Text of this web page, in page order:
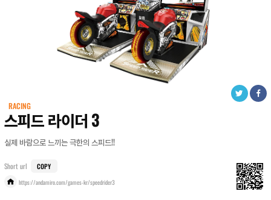
RACING
스피드 라이더 3
실제 바람으로 느끼는 극한의 스피드!!
Short url COPY
https://andamiro.com/games-kr/speedrider3